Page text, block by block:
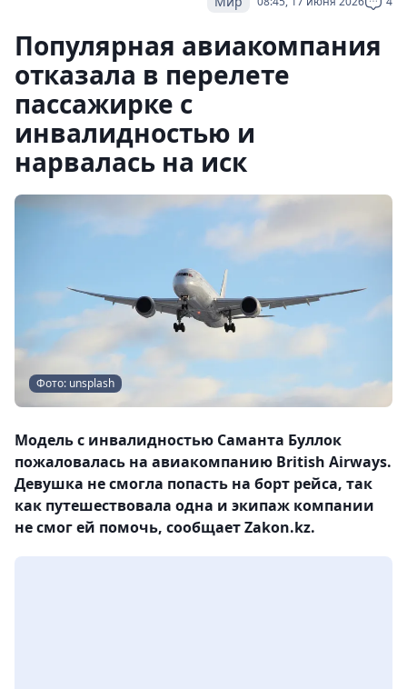
Популярная авиакомпания
отказала в перелете
пассажирке с
инвалидностью и
нарвалась на иск
Фото: unsplash
Модель с инвалидностью Саманта Буллок
пожаловалась на авиакомпанию British Airways.
Девушка не смогла попасть на борт рейса, так
как путешествовала одна и экипаж компании
не смог ей помочь, сообщает Zakon.kz.